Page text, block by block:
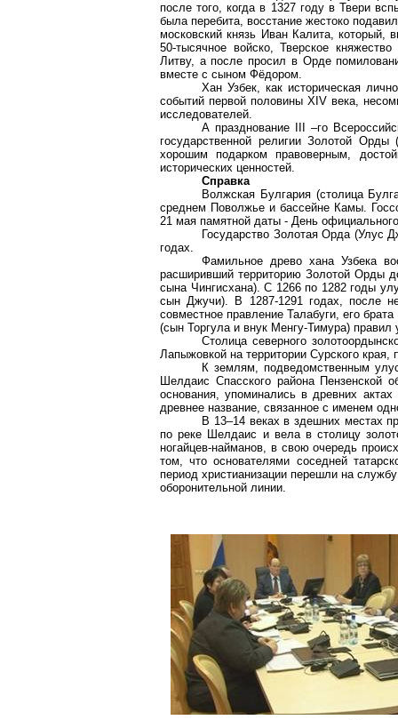
после того, когда в 1327 году в Твери
была перебита, восстание жестоко
московский князь Иван Калита, который,
50-тысячное войско, Тверское
Литву, а после просил в Орде
вместе с сыном Фёдором.
Хан Узбек, как историческая
событий первой половины XIV века,
исследователей.
А празднование III –го
государственной религии Золотой
хорошим подарком правоверным,
исторических ценностей.
Справка
Волжская Булгария(столица
среднем Поволжье и бассейне Камы.
21 мая памятной даты - День
Государство Золотая Орда (Улус
годах.
Фамильное древо хана Узбека
расширивший территорию Золотой Орды
сына Чингисхана). С 1266 по 1282 годы
сынДжучи). В 1287-1291 годах, после
совместное правлениеТалабуги, его брата
(сын Торгулаи внук Менгу-Тимура) правил
Столица северного
Лапыжовкой на территории Сурского
К землям, подведомственным
Шелдаис Спасского района Пензенской
основания, упоминались в древних
древнее название, связанное с именем
В 13–14 веках в здешних местах
по реке Шелдаис и вела в столицу
ногайцев-найманов, в свою очередь
том, что основателями соседней
период христианизации перешли на
оборонительной линии.